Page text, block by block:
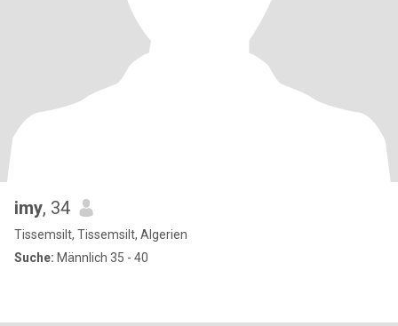
imy, 34
Tissemsilt, Tissemsilt, Algerien
Suche: Männlich 35 - 40